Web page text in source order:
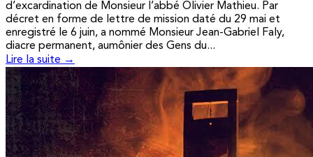
d’excardination de Monsieur l’abbé Olivier Mathieu. Par
décret en forme de lettre de mission daté du 29 mai et
enregistré le 6 juin, a nommé Monsieur Jean-Gabriel Faly,
diacre permanent, aumônier des Gens du...
Lire la suite →